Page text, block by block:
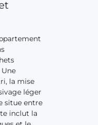
la mise
léger
situe entre
inclut la